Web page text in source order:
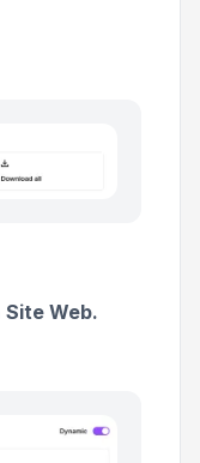
Site Web.